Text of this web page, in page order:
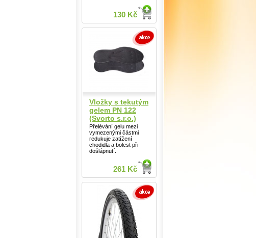
130 Kč
Vložky s tekutým
gelem PN 122
(Svorto s.r.o.)
Přelévání gelu mezi
vymezenými částmi
redukuje zatížení
chodidla a bolest při
došlápnutí.
261 Kč